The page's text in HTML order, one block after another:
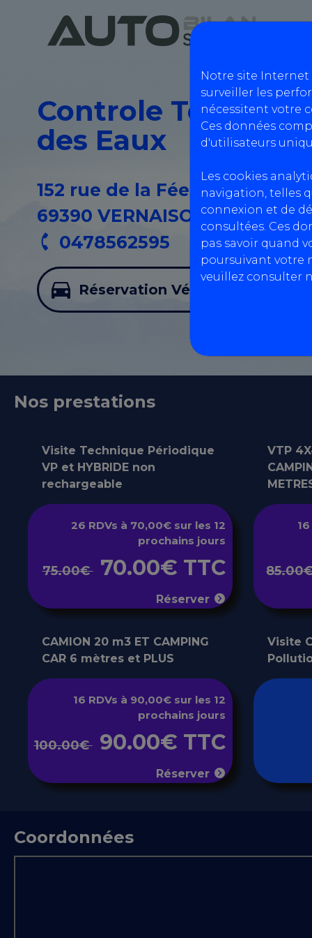
Notre site
surveiller les
nécessitent votre
Ces données
d'utilisateurs
Les cookies
navigation, telles
connexion et de
consultées. Ces
pas savoir quand
poursuivant votre
veuillez consulter
Controle
des Eaux
152 rue de la Fée des Eaux,
69390 VERNAISON
0478562595
Réservation Véhicules Légers
Nos prestations
Visite Technique Périodique
VP et HYBRIDE non
rechargeable
26 RDVs à 70,00€ sur les 12
prochains jours
75.00€ 70.00€ TTC
Réserver
VTP
CAMION 20 m3 ET CAMPING
CAR 6 mètres et PLUS
16 RDVs à 90,00€ sur les 12
prochains jours
100.00€ 90.00€ TTC
Réserver
Visite
Coordonnées